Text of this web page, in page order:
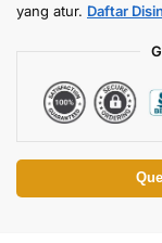
yang atur. Daftar